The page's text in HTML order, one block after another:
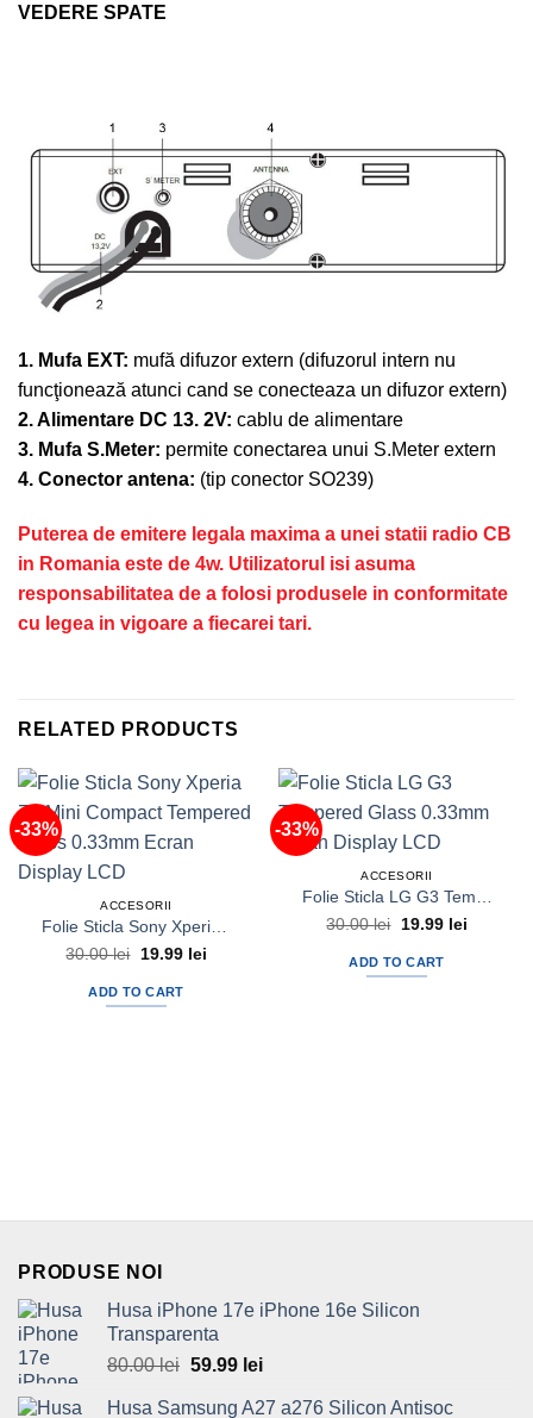
VEDERE SPATE
1. Mufa EXT: mufă difuzor extern (difuzorul intern nu
funcţionează atunci cand se conecteaza un difuzor extern)
2. Alimentare DC 13. 2V: cablu de alimentare
3. Mufa S.Meter: permite conectarea unui S.Meter extern
4. Conector antena: (tip conector SO239)
​​​​​​​Puterea de emitere legala maxima a unei statii radio CB
in Romania este de 4w. Utilizatorul isi asuma
responsabilitatea de a folosi produsele in conformitate
cu legea in vigoare a fiecarei tari.
RELATED PRODUCTS
-33%
ACCESORII
Folie Sticla Sony Xperia Z3 Mini Compact Tempered Glass Ecran Display LCD
30.00lei Original
was:
30.00 lei.
19.99 lei
ADD TO CART
-33%
ACCESORII
Folie Sticla LG G3 Tempered Glass Ecran Display LCD
30.00lei Original
was:
30.00 lei.
19.99 lei
ADD TO CART
PRODUSE NOI
Husa iPhone 17e iPhone 16e Silicon
Transparenta
80.00lei Original
59.99 leiCurrent
Husa Samsung A27 a276 Silicon Antisoc